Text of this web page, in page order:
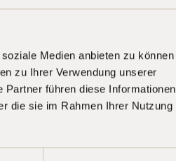
Medien anbieten zu können
zu Ihrer Verwendung unserer
führen diese Informationen
die sie im Rahmen Ihrer Nutzung